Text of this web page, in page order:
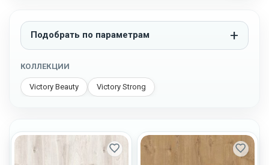
Подобрать по параметрам
КОЛЛЕКЦИИ
Victory Beauty Victory Strong